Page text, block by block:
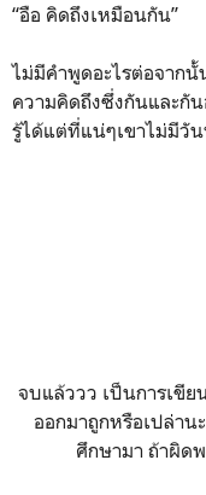
“อือ คิดถึงเหมือนกัน”
ไม่มีคำพูดอะไรต่อจาก
ความคิดถึงซึ่งกันและกั
รู้ได้แต่ที่แน่ๆเขาไม่มีวั
จบแล้ววว เป็นการเขีย
ออกมาถูกหรือเปล่าน
ศึกษามา ถ้าผิด